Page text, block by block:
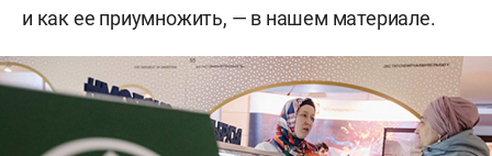
и как ее приумножить, — в нашем материале.